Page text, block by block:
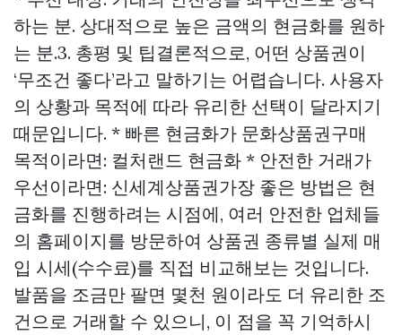
하는 분. 상대적으로 높은 금액의 현금화를 원하
는 분.3. 총평 및 팁결론적으로, 어떤 상품권이
‘무조건 좋다’라고 말하기는 어렵습니다. 사용자
의 상황과 목적에 따라 유리한 선택이 달라지기
때문입니다. * 빠른 현금화가 문화상품권구매
목적이라면: 컬처랜드 현금화 * 안전한 거래가
우선이라면: 신세계상품권가장 좋은 방법은 현
금화를 진행하려는 시점에, 여러 안전한 업체들
의 홈페이지를 방문하여 상품권 종류별 실제 매
입 시세(수수료)를 직접 비교해보는 것입니다.
발품을 조금만 팔면 몇천 원이라도 더 유리한 조
건으로 거래할 수 있으니, 이 점을 꼭 기억하시